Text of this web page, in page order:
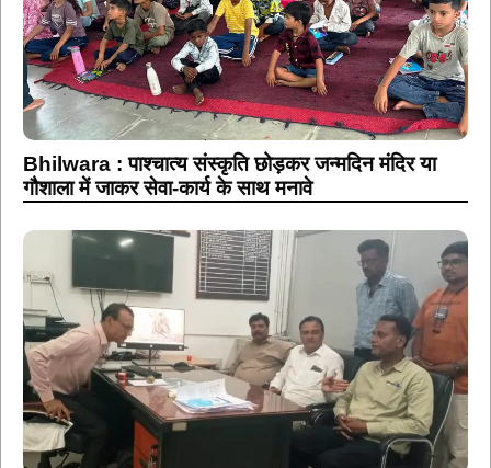
Bhilwara : पाश्चात्य संस्कृति छोड़कर जन्मदिन मंदिर या
गौशाला में जाकर सेवा-कार्य के साथ मनावे